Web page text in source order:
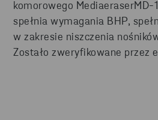
komorowego MediaeraserMD-
spełnia wymagania BHP,
w zakresie niszczenia
Zostało zweryfikowane przez